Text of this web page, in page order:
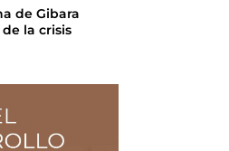
de Gibara
la crisis